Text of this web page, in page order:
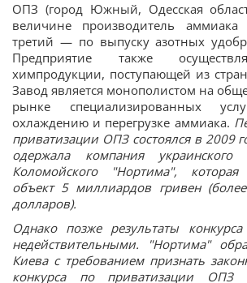
ОПЗ (город Южный, Одесская
величине производитель
третий — по выпуску азотных
Предприятие также
химпродукции, поступающей из
Завод является монополистом на
рынке специализированных
охлаждению и перегрузке аммиака.
приватизации ОПЗ состоялся в 2009
одержала компания украинского
Коломойского "Нортима",
объект 5 миллиардов гривен
долларов).
Однако позже результаты
недействительными. "Нортима"
Киева с требованием признать
конкурса по приватизации